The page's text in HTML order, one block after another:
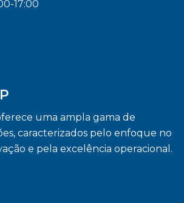
17:00
uma ampla gama de
caracterizados pelo enfoque no
e pela excelência operacional.